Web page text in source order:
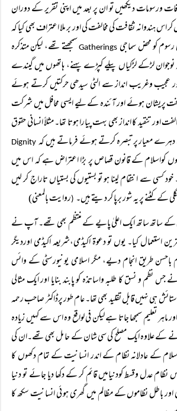
ورسومات دیکھیں تو ان پر بعد میں اپنی تقریر کے دوران
اس ہندوانہ ثقافت کی مخالفت کی اور بر ملا اعتراف بھی کیا کہ
کو محض سماجی
سمجھتے تھے، لیکن متذکرہ
نوجوان لڑکے لڑکیاں پیلے کپڑے پہنے، ہاتھوں میں گیندے
وغریب انداز سے الٹی سیدھی حرکتیں کرتے ہوئے
پریشان ہوئے اور آئندہ کے لیے ایسی محافل میں شرکت
اور تنقید کا انداز بھی بہت پیارا ہوتا تھا۔ مثلاً انسانی حقوق
معیار پرتبصرہ کرتے ہوئے فرماتے ہیں کہ Dignity
کواسلام کے قانون قصاص پر بڑا اعتراض ہے کہ اس میں
کسی سے انتقام لینا ہو تو بستیوں کی بستیاں تاراج کر لیں
کٹنے پر یہ شور برپا کر دیتے ہیں۔ (روایت بالمعنی)
کے ساتھ ساتھ ایک اعلیٰ پایے کے منتظم بھی تھے۔ آپ نے
استعمال کیا۔ یوں تو دعوۃ اکیڈمی،شریعہ اکیڈمی اوردیگر
طریق انجام دیے، مگر اسلامی یونیورسٹی کے وائس
نظم و نسق کا طلبہ واساتذہ کو پابند بنایا اور ایک مثالی
ستائش ہی نہیں قابل تقلید بھی تھا۔ عام طور پرڈاکٹر صاحب رحمہ
ماہر تعلیم سمجھا جاتا ہے لیکن فی لواقع وہ اس سے کہیں زیادہ
کے علاوہ ایک مصلح کی سی شان کے حا مل بھی تھے۔ان کی
کے عادلانہ نظام کے اندر انسانیت کے تمام دکھوں کا
عدل وقسط کودنیامیں قائم کر کے دکھا دیا جائے تو دنیا
باطل نظاموں کے مظالم میں گھری ہو ئی انسانیت سکھ کا